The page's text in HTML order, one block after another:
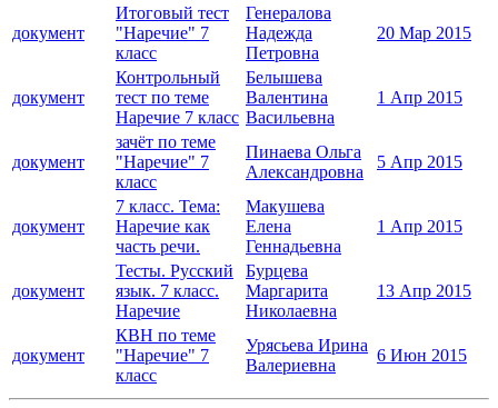
документ
Итоговый тест
"Наречие" 7
класс
Генералова
Надежда
Петровна
20 Мар 2015
документ
Контрольный
тест по теме
Наречие 7 класс
Белышева
Валентина
Васильевна
1 Апр 2015
документ
зачёт по теме
"Наречие" 7
класс
Пинаева Ольга
Александровна
5 Апр 2015
документ
7 класс. Тема:
Наречие как
часть речи.
Макушева
Елена
Геннадьевна
1 Апр 2015
документ
Тесты. Русский
язык. 7 класс.
Наречие
Бурцева
Маргарита
Николаевна
13 Апр 2015
документ
КВН по теме
"Наречие" 7
класс
Урясьева Ирина
Валериевна
6 Июн 2015